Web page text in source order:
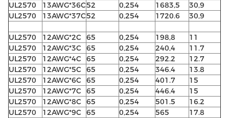
UL2570
13AWG*36C52 0,254 1683,5
30,9
UL2570
13AWG*37C52 0,254 1720.6 30,9
UL2570 12AWG*2C 65 0,254 198,8
11
UL2570
12AWG*3C 65 0,254 240,4
11.7
UL2570
12AWG*4C 65 0,254 292.2
12.7
UL2570
12AWG*5C 65 0,254 346.4
13.8
UL2570
12AWG*6C 65 0,254 401.7
15
UL2570
12AWG*7C 65 0,254 446.4
15
UL2570
12AWG*8C 65 0,254 501.5
16.2
UL2570
12AWG*9C 65 0,254 565
17.8